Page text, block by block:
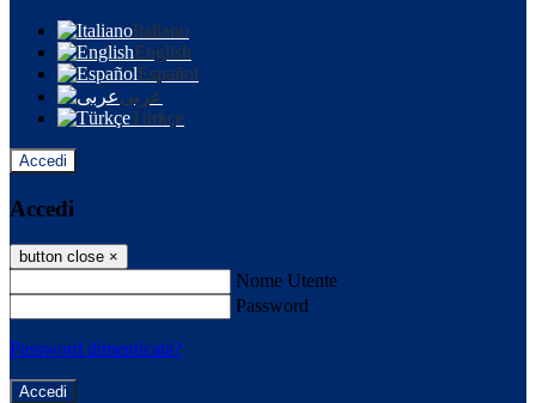
Italiano
English
Español
عربى
Türkçe
Accedi
Accedi
button close ×
Nome Utente
Password
Password dimenticata?